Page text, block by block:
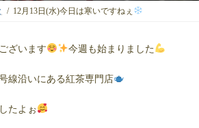
12月13日(水)今日は寒いですねぇ
ざいます 今週も始まりました
線沿いにある紅茶専門店
たよぉ